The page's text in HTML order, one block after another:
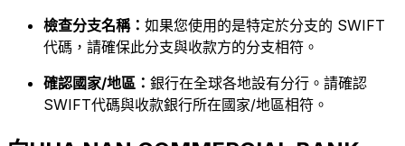
檢查分支名稱： 如果您使用的是特定於分支的 SWIFT
代碼，請確保此分支與收款方的分支相符。
確認國家/地區： 銀行在全球各地設有分行。請確認
SWIFT代碼與收款銀行所在國家/地區相符。